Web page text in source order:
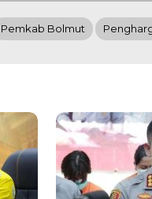
Pemkab Bolmut